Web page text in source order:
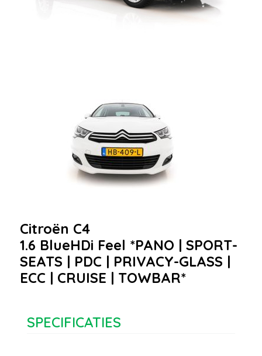
Citroën C4
1.6 BlueHDi Feel *PANO | SPORT-
SEATS | PDC | PRIVACY-GLASS |
ECC | CRUISE | TOWBAR*
SPECIFICATIES